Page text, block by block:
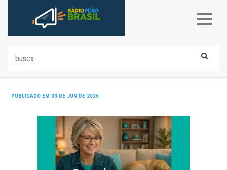
PUBLICADO EM 03 DE JUN DE 2026